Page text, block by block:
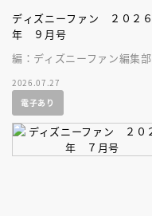
ディズニーファン ２０２６
年 ９月号
編：ディズニーファン編集部
2026.07.27
電子あり